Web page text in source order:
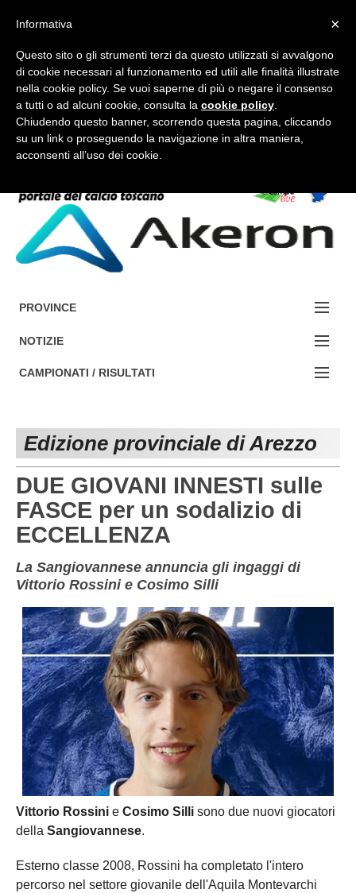
FORUM-ACCEDI
Accedi / Registrati
PROVINCE
EDIZIONE:
AREZZO
GROSSETO
LIVORNO
LUCCA
MASSA CARRARA
PISA
PRATO
SIENA
Carica la tua Rosa
NOTIZIE
NOTIZIE:
Le iniziative di TOSCANA GOL
Beach soccer
Rappresentative regionali e provinciali
FIGC Toscana
Calcio femminile
Societa' piu'
Amatori AICS Lucca
CAMPIONATI / RISULTATI
NAZIONALI
Edizione provinciale di Arezzo
DUE GIOVANI INNESTI sulle
FASCE per un sodalizio di
ECCELLENZA
La Sangiovannese annuncia gli ingaggi di
Vittorio Rossini e Cosimo Silli
Vittorio Rossini e Cosimo Silli sono due nuovi giocatori
della Sangiovannese.
Esterno classe 2008, Rossini ha completato l'intero
percorso nel settore giovanile dell'Aquila Montevarchi
×
Informativa
Questo sito o gli strumenti terzi da questo utilizzati si avvalgono
di cookie necessari al funzionamento ed utili alle finalità illustrate
nella cookie policy. Se vuoi saperne di più o negare il consenso
a tutti o ad alcuni cookie, consulta la cookie policy
Chiudendo questo banner, scorrendo questa pagina, cliccando
su un link o proseguendo la navigazione in altra maniera,
acconsenti all’uso dei cookie.